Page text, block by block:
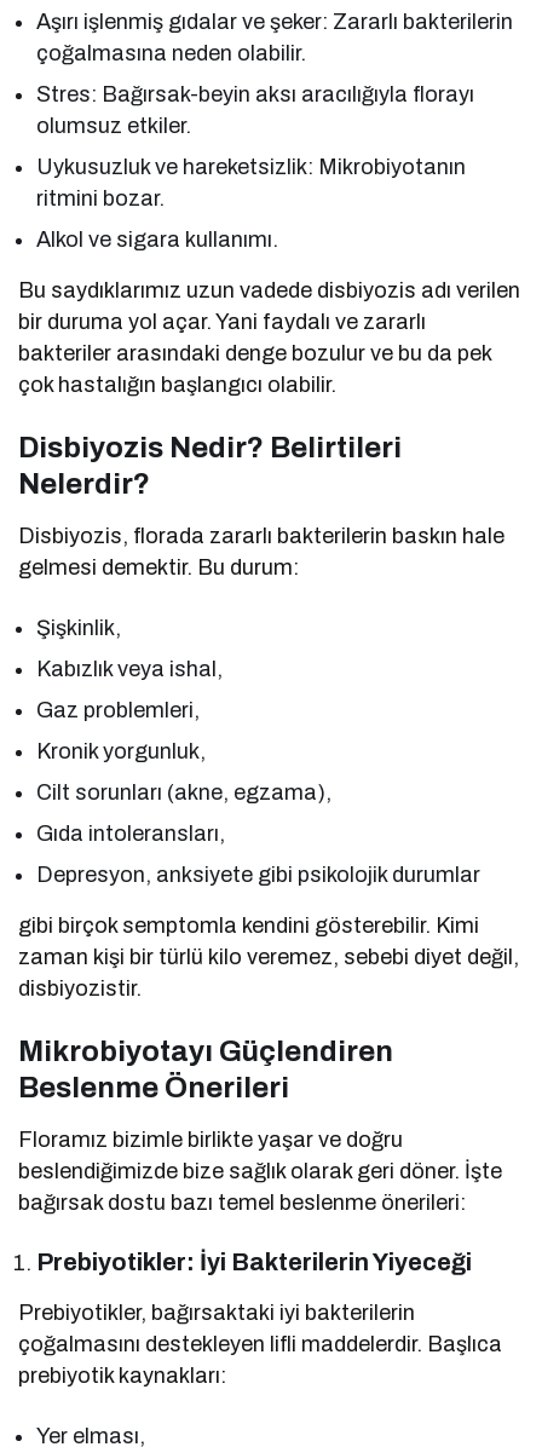
Aşırı işlenmiş gıdalar ve şeker: Zararlı bakterilerin
çoğalmasına neden olabilir.
Stres: Bağırsak-beyin aksı aracılığıyla florayı
olumsuz etkiler.
Uykusuzluk ve hareketsizlik: Mikrobiyotanın
ritmini bozar.
Alkol ve sigara kullanımı.
Bu saydıklarımız uzun vadede disbiyozis adı verilen
bir duruma yol açar. Yani faydalı ve zararlı
bakteriler arasındaki denge bozulur ve bu da pek
çok hastalığın başlangıcı olabilir.
Disbiyozis Nedir? Belirtileri
Nelerdir?
Disbiyozis, florada zararlı bakterilerin baskın hale
gelmesi demektir. Bu durum:
Şişkinlik,
Kabızlık veya ishal,
Gaz problemleri,
Kronik yorgunluk,
Cilt sorunları (akne, egzama),
Gıda intoleransları,
Depresyon, anksiyete gibi psikolojik durumlar
gibi birçok semptomla kendini gösterebilir. Kimi
zaman kişi bir türlü kilo veremez, sebebi diyet değil,
disbiyozistir.
Mikrobiyotayı Güçlendiren
Beslenme Önerileri
Floramız bizimle birlikte yaşar ve doğru
beslendiğimizde bize sağlık olarak geri döner. İşte
bağırsak dostu bazı temel beslenme önerileri:
Prebiyotikler: İyi Bakterilerin Yiyeceği
Prebiyotikler, bağırsaktaki iyi bakterilerin
çoğalmasını destekleyen lifli maddelerdir. Başlıca
prebiyotik kaynakları:
Yer elması,